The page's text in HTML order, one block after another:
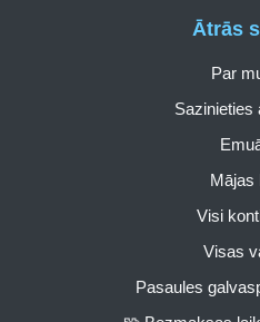
Ātrās
Par
Sazinieties
Mājas
Visi
Visas
Pasaules